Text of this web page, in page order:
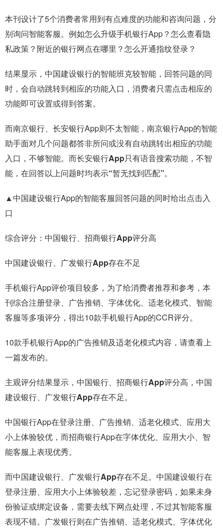
本刊设计了5个消费者常用到有点难度的功能和咨询问题，分
别询问智能客服。例如怎么升级手机银行App？怎么查看隐
私政策？附近的银行网点在哪里？怎么开通指纹登录？
结果显示，中国建设银行的智能班克较智能，回答问题的同
时，会自动跳转到相应的功能入口，消费者只需点击相应的
功能即可设置或得到答案。
而南京银行、长安银行App则不太智能，南京银行App的智能
助手面对几个问题都答非所问或没有自动跳转出相应的功能
入口，不够智能。而长安银行App只有语音搜索功能，不智
能，在回答以上问题时均表示“暂无找到匹配”。
▲中国建设银行App的智能客服回答问题的同时给出点击入
口
综合评分：中国银行、招商银行App评分高
中国建设银行、广发银行App存在不足
手机银行App评价项目较多，为了给消费者推荐和参考，本
刊综合注册登录、广告推销、字体优化、适老化模式、智能
客服等多项评分，得出10款手机银行App的CCR评分。
10款手机银行App的广告推销及适老化模式内容，请查看上
一篇发布的。
主观评分结果显示， 中国银行、招商银行App评分高，中国
建设银行、广发银行App存在不足。
中国银行App在登录注册、广告推销、适老化模式、应用大
小上体验较优，而招商银行App在字体优化、应用大小、智
能客服上表现优秀。
而中国建设银行、广发银行App存在不足。中国建设银行在
登录注册、应用大小上体验较差，忘记登录密码，如果未身
份验证或绑定设备，需要去线下网点处理，不过其智能客服
表现不错。广发银行则在广告推销、适老化模式、字体优化